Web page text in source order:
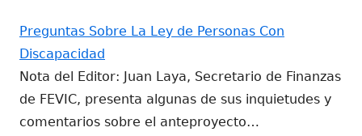
Preguntas Sobre La Ley de Personas Con
Discapacidad
Nota del Editor: Juan Laya, Secretario de Finanzas
de FEVIC, presenta algunas de sus inquietudes y
comentarios sobre el anteproyecto…